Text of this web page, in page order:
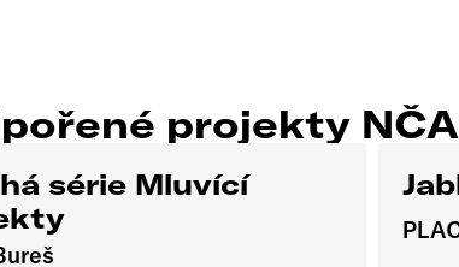
projekty NČA
série Mluvící